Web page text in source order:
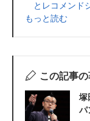
とレコメンド
もっと読む
この記事
塚
パ